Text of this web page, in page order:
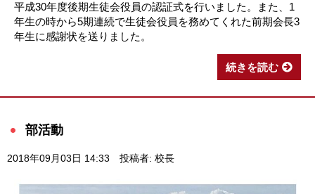
平成30年度後期生徒会役員の認証式を行いました。また、1
年生の時から5期連続で生徒会役員を務めてくれた前期会長3
年生に感謝状を送りました。
続きを読む
部活動
2018年09月03日 14:33 投稿者: 校長